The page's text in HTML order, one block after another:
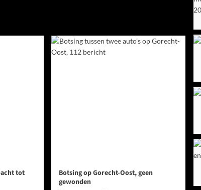
tot
Botsing op Gorecht-Oost, geen
gewonden